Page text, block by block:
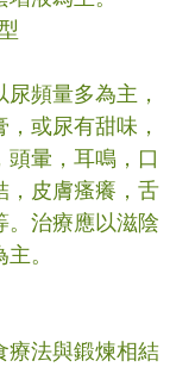
頻量多為主，
或尿有甜味，
暈，耳鳴，口
，皮膚瘙癢，舌
。治療應以滋陰
。
療法與鍛煉相結